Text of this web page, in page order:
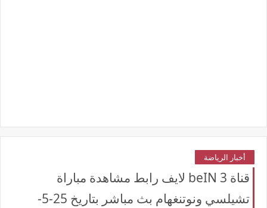
أخبار الرياضة
قناة beIN 3 لايف رابط مشاهدة مباراة
تشيلسي ونوتنغهام بث مباشر بتاريخ 25-5-